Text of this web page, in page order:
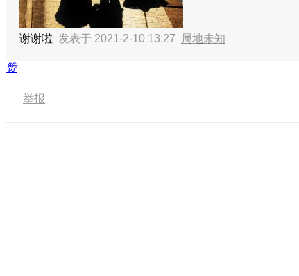
谢谢啦 发表于 2021-2-10 13:27 属地未知
赞
举报